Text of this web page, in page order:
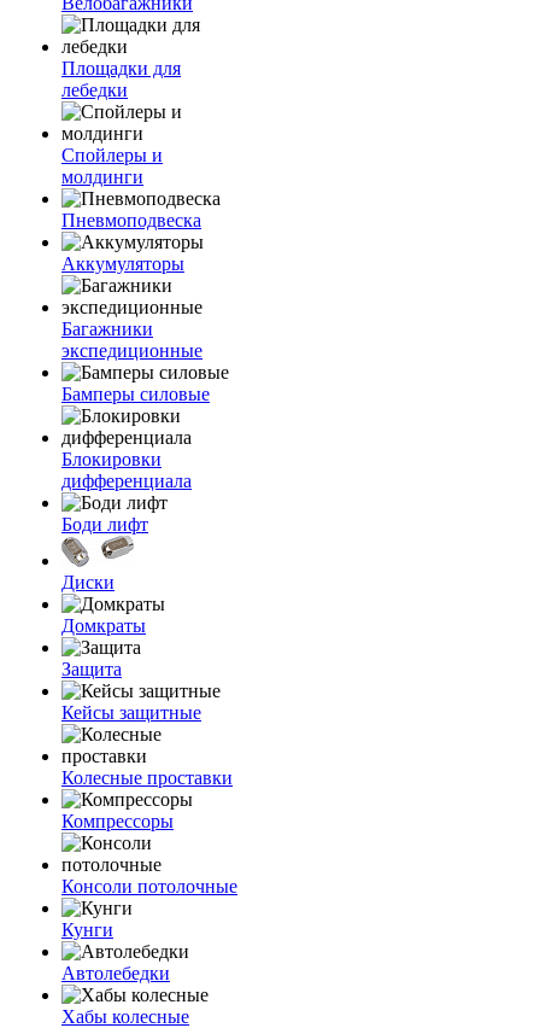
Площадки для
лебедки
Спойлеры и
молдинги
Пневмоподвеска
Аккумуляторы
Багажники
экспедиционные
Бамперы силовые
Блокировки
дифференциала
Боди лифт
Диски
Домкраты
Защита
Кейсы защитные
Колесные проставки
Компрессоры
Консоли потолочные
Кунги
Автолебедки
Хабы колесные